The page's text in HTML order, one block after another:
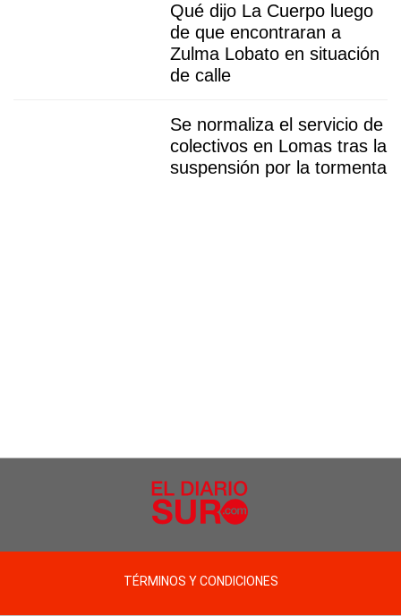
Qué dijo La Cuerpo luego
de que encontraran a
Zulma Lobato en situación
de calle
Se normaliza el servicio de
colectivos en Lomas tras la
suspensión por la tormenta
TÉRMINOS Y CONDICIONES